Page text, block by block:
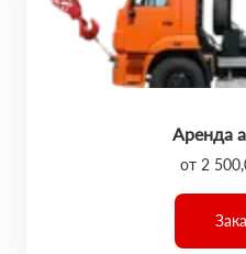
Аренда
от 2